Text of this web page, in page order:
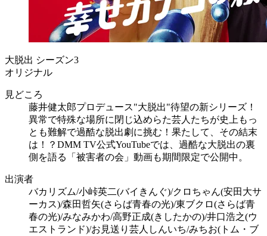
大脱出 シーズン3
オリジナル
見どころ
藤井健太郎プロデュース"大脱出"待望の新シリーズ！
異常で特殊な場所に閉じ込めらた芸人たちが史上もっ
とも難解で過酷な脱出劇に挑む！果たして、その結末
は！？DMM TV公式YouTubeでは、過酷な大脱出の裏
側を語る「被害者の会」動画も期間限定で公開中。
出演者
バカリズム/小峠英二(バイきんぐ)/クロちゃん(安田大サ
ーカス)/森田哲矢(さらば青春の光)/東ブクロ(さらば青
春の光)/みなみかわ/高野正成(きしたかの)/井口浩之(ウ
エストランド)/お見送り芸人しんいち/みちお(トム・ブ